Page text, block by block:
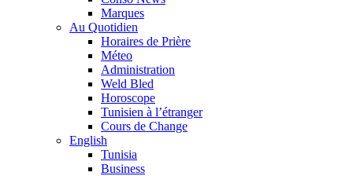
Marques
Au Quotidien
Horaires de Prière
Méteo
Administration
Weld Bled
Horoscope
Tunisien à l’étranger
Cours de Change
English
Tunisia
Business